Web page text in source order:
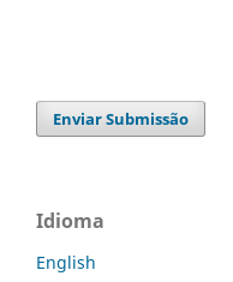
Enviar Submissão
Idioma
English